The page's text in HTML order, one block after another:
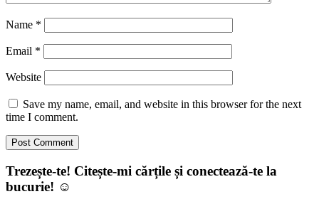
Name *
Email *
Website
Save my name, email, and website in this browser for the next
time I comment.
Trezește-te! Citește-mi cărțile și conectează-te la
bucurie! ☺️